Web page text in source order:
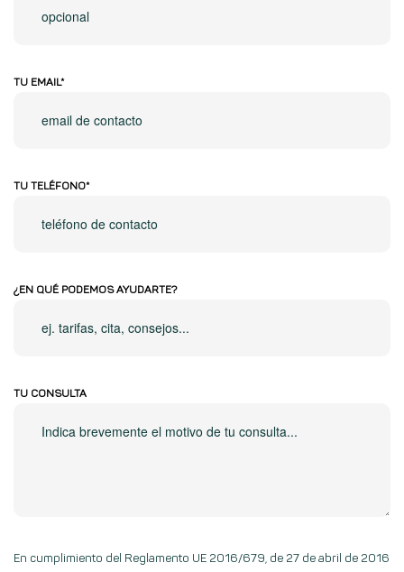
TU EMAIL*
TU TELÉFONO*
¿EN QUÉ PODEMOS AYUDARTE?
TU CONSULTA
En cumplimiento del Reglamento UE 2016/679, de 27 de abril de 2016